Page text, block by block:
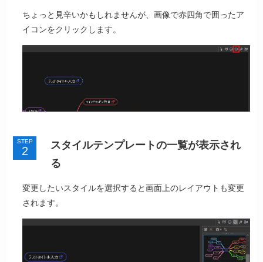
ちょっと見辛いかもしれませんが、画像で赤四角で囲ったア
イコンをクリックします。
STEP
スタイルテンプレートの一覧が表示され
る
変更したいスタイルを選択すると画面上のレイアウトも変更
されます。